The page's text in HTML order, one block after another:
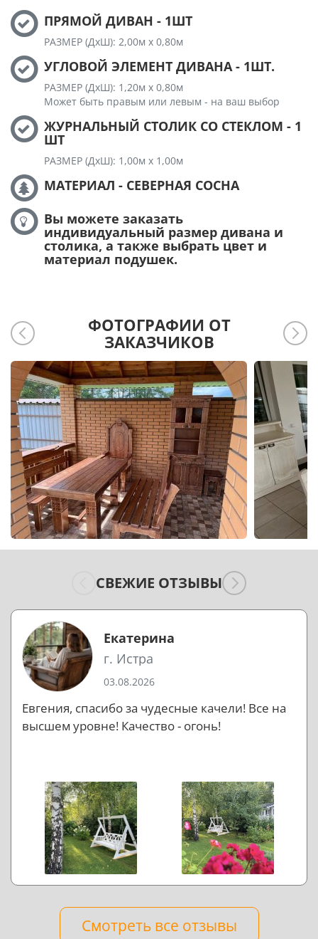
ПРЯМОЙ ДИВАН - 1ШТ
РАЗМЕР (ДхШ): 2,00м х 0,80м
УГЛОВОЙ ЭЛЕМЕНТ ДИВАНА - 1ШТ.
РАЗМЕР (ДхШ): 1,20м х 0,80м
Может быть правым или левым - на ваш выбор
ЖУРНАЛЬНЫЙ СТОЛИК СО СТЕКЛОМ - 1
ШТ
РАЗМЕР (ДхШ): 1,00м х 1,00м
МАТЕРИАЛ - СЕВЕРНАЯ СОСНА
Вы можете заказать
индивидуальный размер дивана и
столика, а также выбрать цвет и
материал подушек.
ФОТОГРАФИИ ОТ
ЗАКАЗЧИКОВ
СВЕЖИЕ ОТЗЫВЫ
Екатерина
г. Истра
03.08.2026
Евгения, спасибо за чудесные качели! Все на
высшем уровне! Качество - огонь!
Смотреть все отзывы